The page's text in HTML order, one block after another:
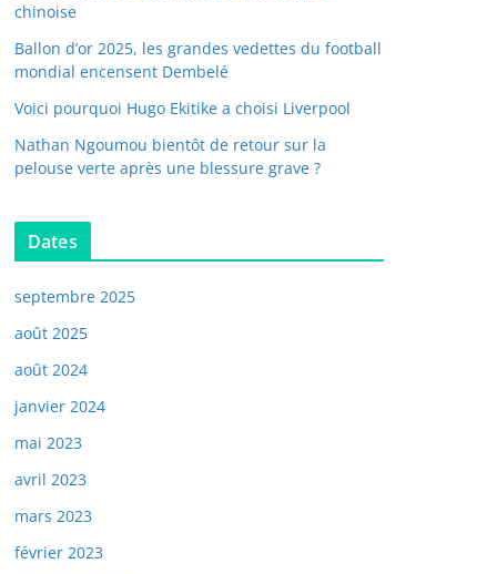
chinoise
Ballon d’or 2025, les grandes vedettes du football
mondial encensent Dembelé
Voici pourquoi Hugo Ekitike a choisi Liverpool
Nathan Ngoumou bientôt de retour sur la
pelouse verte après une blessure grave ?
Dates
septembre 2025
août 2025
août 2024
janvier 2024
mai 2023
avril 2023
mars 2023
février 2023